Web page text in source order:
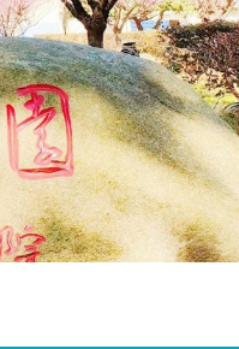
端论坛”在我院成功